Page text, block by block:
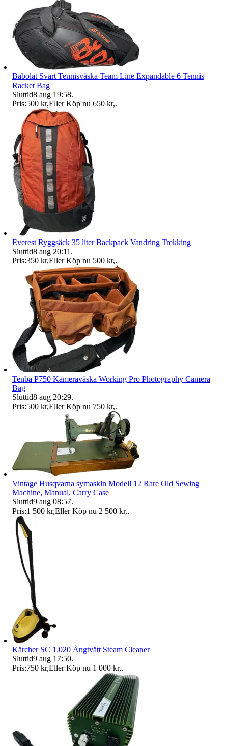
Babolat Svart Tennisväska Team Line Expandable 6 Tennis
Racket Bag
Sluttid8 aug 19:58.
Pris:500 kr,Eller Köp nu 650 kr,.
Everest Ryggsäck 35 liter Backpack Vandring Trekking
Sluttid8 aug 20:11 .
Pris:350 kr,Eller Köp nu 500 kr,.
Tenba P750 Kameraväska Working Pro Photography Camera
Bag
Sluttid8 aug 20:29.
Pris:500 kr,Eller Köp nu 750 kr,.
Vintage Husqvarna symaskin Modell 12 Rare Old Sewing
Machine, Manual, Carry Case
Sluttid9 aug 08:57.
Pris:1 500 kr,Eller Köp nu 2 500 kr,.
Kärcher SC 1.020 Ångtvätt Steam Cleaner
Sluttid9 aug 17:50.
Pris:750 kr,Eller Köp nu 1 000 kr,.